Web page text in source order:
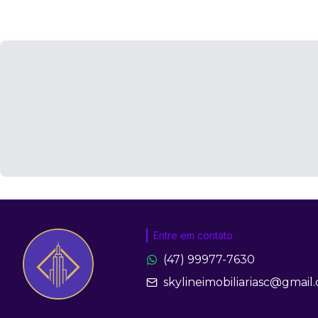
Entre em contato
(47) 99977-7630